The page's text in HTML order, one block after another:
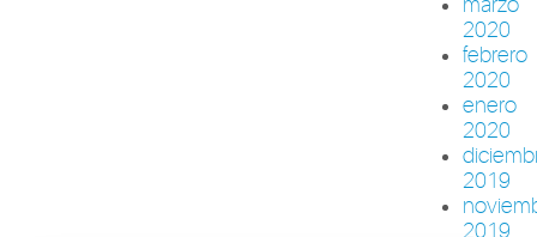
2020
febrero
2020
enero
2020
2019
2019